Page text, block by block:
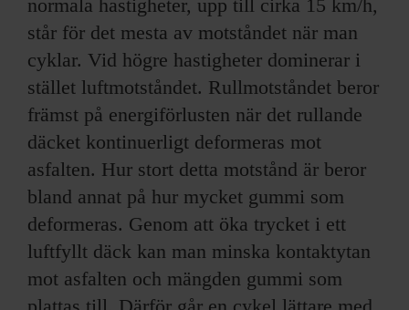
normala hastigheter, upp till cirka 15 km/h,
står för det mesta av motståndet när man
cyklar. Vid högre hastigheter dominerar i
stället luftmotståndet. Rullmotståndet beror
främst på energiförlusten när det rullande
däcket kontinuerligt deformeras mot
asfalten. Hur stort detta motstånd är beror
bland annat på hur mycket gummi som
deformeras. Genom att öka trycket i ett
luftfyllt däck kan man minska kontaktytan
mot asfalten och mängden gummi som